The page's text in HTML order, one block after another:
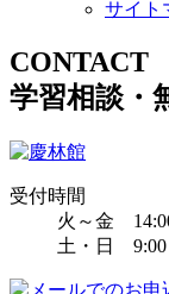
サイト
CONTACT
学習相談・
受付時間
火～金
土・日 9:00